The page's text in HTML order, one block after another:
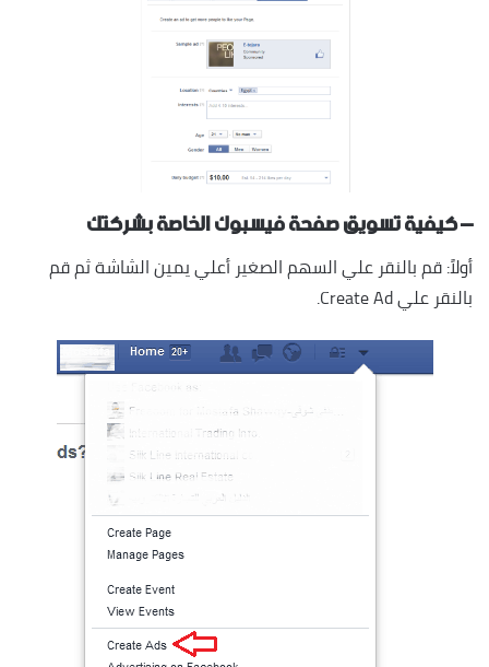
– كيفية تسويق صفحة فيسبوك الخاصة بشركتك
أولاً: قم بالنقر علي السهم الصغير أعلي يمين الشاشة ثم قم
بالنقر علي Create Ad.